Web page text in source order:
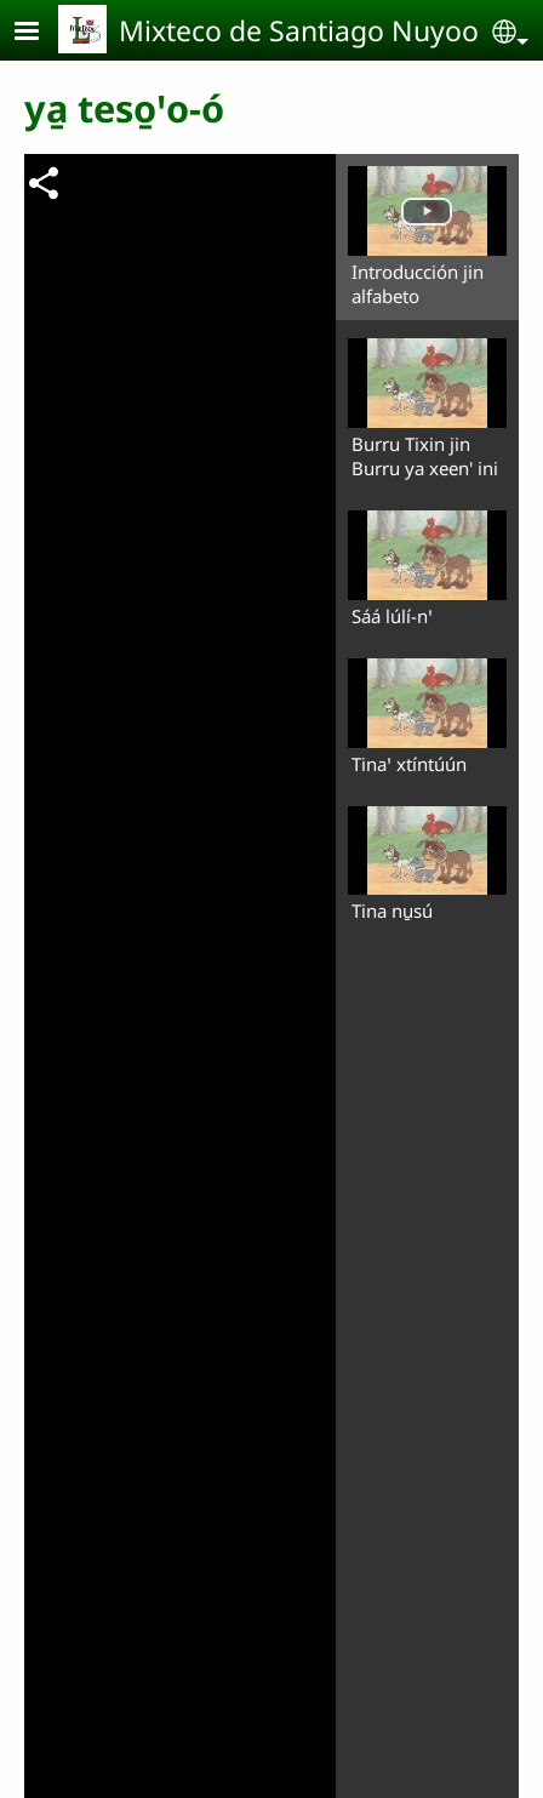
Pasar al contenido principal
Mixteco de Santiago Nuyoo
ya̱ teso̱ꞌo-ó
Introducción jin
alfabeto
Burru Tixin jin
Burru ya xeen' ini
Sáá lúlí-nꞌ
Tinaꞌ xtíntúún
Tina nu̱sú